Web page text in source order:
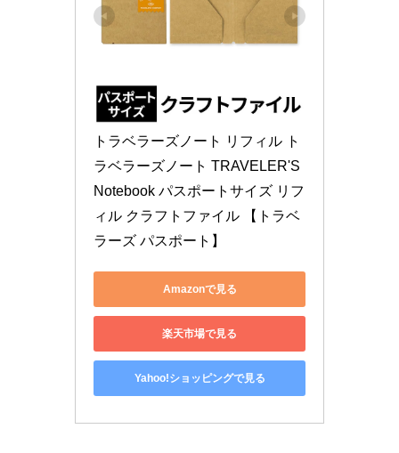
トラベラーズノート リフィル ト
ラベラーズノート TRAVELER'S
Notebook パスポートサイズ リフ
ィル クラフトファイル 【トラベ
ラーズ パスポート】
Amazonで見る
楽天市場で見る
Yahoo!ショッピングで見る